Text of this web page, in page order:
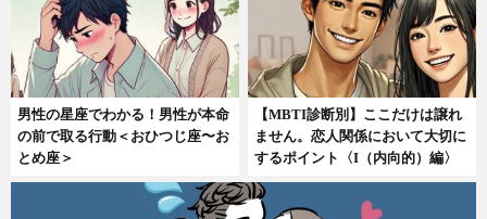
男性の星座でわかる！男性が本命
の前で取る行動＜おひつじ座〜お
とめ座＞
【MBTI診断別】ここだけは譲れ
ません。恋人関係において大切に
するポイント〈I（内向的）編〉